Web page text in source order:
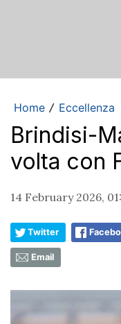
Home / Eccellenza
Brindisi-
volta con
14 February 2026,
Twitter
Email